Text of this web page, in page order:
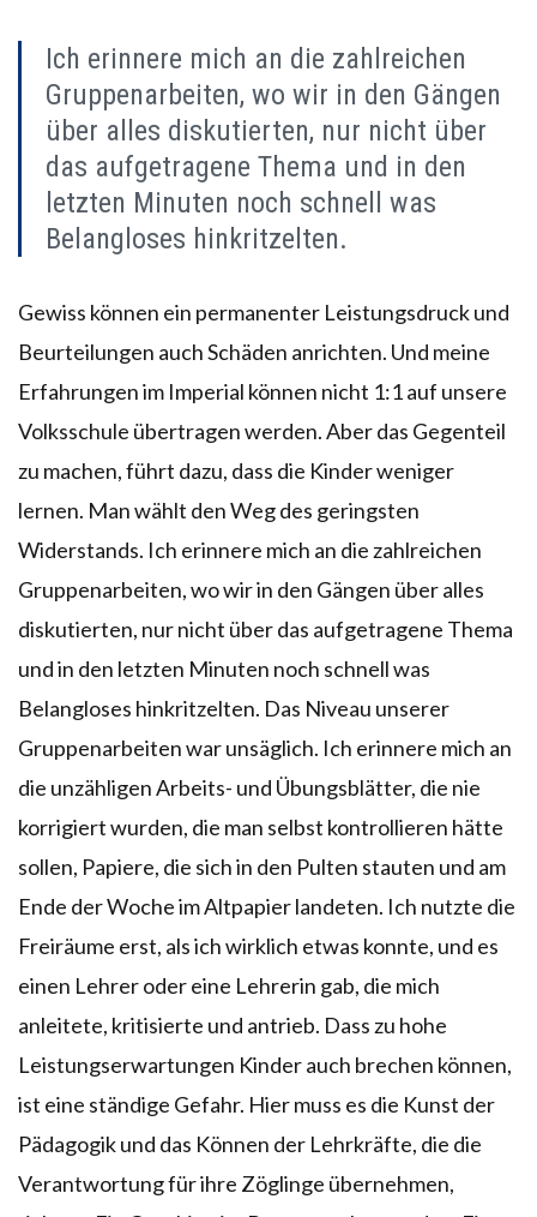
Ich erinnere mich an die zahlreichen
Gruppenarbeiten, wo wir in den Gängen
über alles diskutierten, nur nicht über
das aufgetragene Thema und in den
letzten Minuten noch schnell was
Belangloses hinkritzelten.
Gewiss können ein permanenter Leistungsdruck und
Beurteilungen auch Schäden anrichten. Und meine
Erfahrungen im Imperial können nicht 1:1 auf unsere
Volksschule übertragen werden. Aber das Gegenteil
zu machen, führt dazu, dass die Kinder weniger
lernen. Man wählt den Weg des geringsten
Widerstands. Ich erinnere mich an die zahlreichen
Gruppenarbeiten, wo wir in den Gängen über alles
diskutierten, nur nicht über das aufgetragene Thema
und in den letzten Minuten noch schnell was
Belangloses hinkritzelten. Das Niveau unserer
Gruppenarbeiten war unsäglich. Ich erinnere mich an
die unzähligen Arbeits- und Übungsblätter, die nie
korrigiert wurden, die man selbst kontrollieren hätte
sollen, Papiere, die sich in den Pulten stauten und am
Ende der Woche im Altpapier landeten. Ich nutzte die
Freiräume erst, als ich wirklich etwas konnte, und es
einen Lehrer oder eine Lehrerin gab, die mich
anleitete, kritisierte und antrieb. Dass zu hohe
Leistungserwartungen Kinder auch brechen können,
ist eine ständige Gefahr. Hier muss es die Kunst der
Pädagogik und das Können der Lehrkräfte, die die
Verantwortung für ihre Zöglinge übernehmen,